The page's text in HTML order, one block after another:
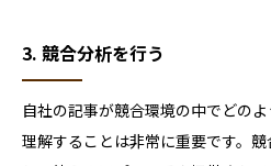
3. 競合分析を行う
自社の記事が競合環境の中でどの
理解することは非常に重要です。